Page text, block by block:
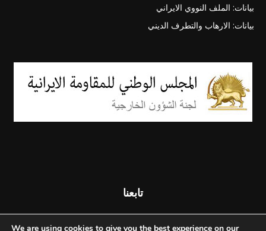
بيانات: الملف النووي الايراني
بيانات: الارهاب والتطرف الديني
تابعنا
We are using cookies to give you the best experience on our